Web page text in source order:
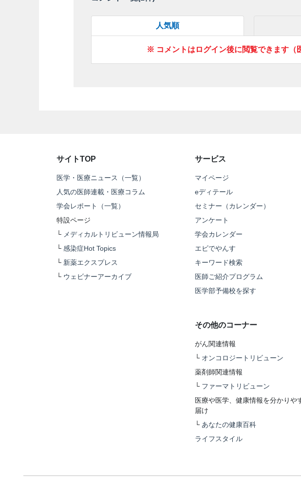
人気順
※ コメントはログイン後に閲覧できます（
サイトTOP
医学・医療ニュース（一覧）
人気の医師連載・医療コラム
学会レポート（一覧）
特設ページ
└ メディカルトリビューン情報局
└ 感染症Hot Topics
└ 新薬エクスプレス
└ ウェビナーアーカイブ
サービス
マイページ
eディテール
セミナー（カレンダー）
アンケート
学会カレンダー
エビでやんす
キーワード検索
医師ご紹介プログラム
医学部予備校を探す
その他のコーナー
がん関連情報
└ オンコロジートリビューン
薬剤師関連情報
└ ファーマトリビューン
医療や医学、健康情報を分かりや
届け
└ あなたの健康百科
ライフスタイル